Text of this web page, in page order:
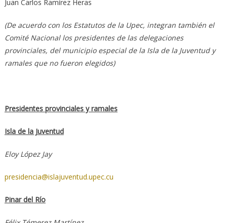
Juan Carlos Ramírez Heras
(De acuerdo con los Estatutos de la Upec, integran también el
Comité Nacional los presidentes de las delegaciones
provinciales, del municipio especial de la Isla de la Juventud y
ramales que no fueron elegidos)
Presidentes provinciales y ramales
Isla de la Juventud
Eloy López Jay
presidencia@islajuventud.upec.cu
Pinar del Río